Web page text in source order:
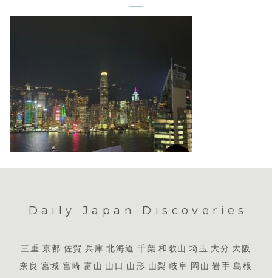
Daily Japan Discoveries
三重 京都 佐賀 兵庫 北海道 千葉 和歌山 埼玉 大分 大阪
奈良 宮城 宮崎 富山 山口 山形 山梨 岐阜 岡山 岩手 島根